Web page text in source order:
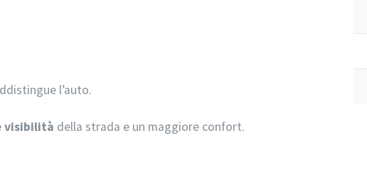
l’auto.
visibilità della strada e un maggiore confort.